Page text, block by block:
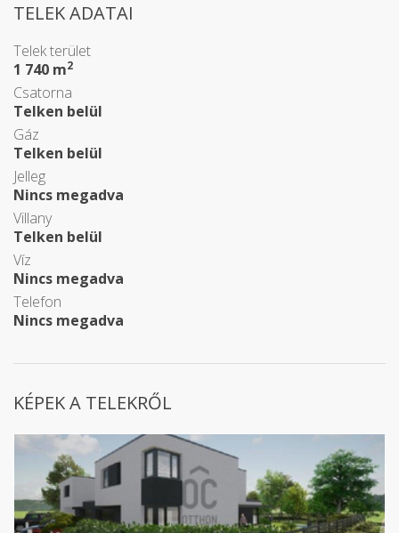
TELEK ADATAI
Telek terület
1 740 m2
Csatorna
Telken belül
Gáz
Telken belül
Jelleg
Nincs megadva
Villany
Telken belül
Víz
Nincs megadva
Telefon
Nincs megadva
KÉPEK A TELEKRŐL